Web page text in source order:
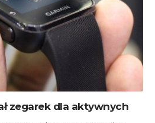
zegarek dla aktywnych